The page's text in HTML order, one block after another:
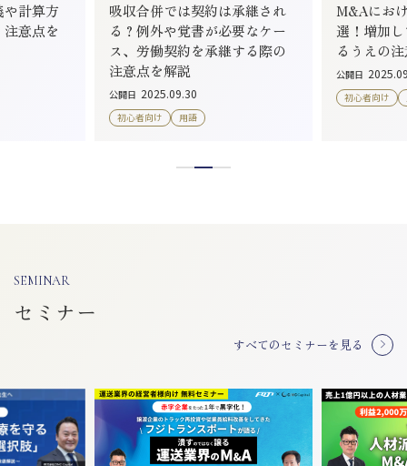
計算方
意点を
吸収合併では契約は承継され
る？例外や覚書が必要なケー
ス、労働契約を承継する際の
注意点を解説
公開日 2025.09.30
初心者向け 用語
M&Aにお
選！増加
るうえの
公開日
初心者向け
SEMINAR
セミナー
すべてのセミナーを見る